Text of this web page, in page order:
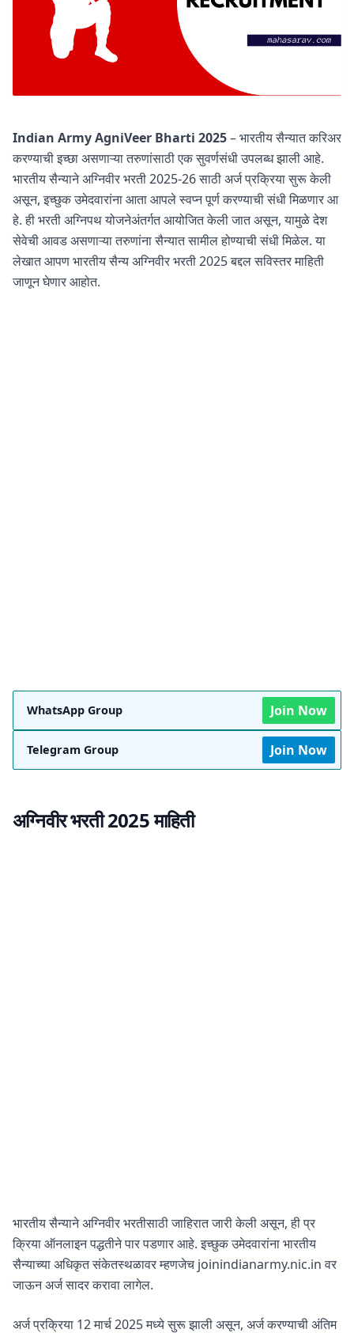
Indian Army AgniVeer Bharti 2025– भारतीय सैन्यात करिअर
करण्याची इच्छा असणाऱ्या तरुणांसाठी एक सुवर्णसंधी उपलब्ध झाली आहे.
भारतीय सैन्याने अग्निवीर भरती 2025-26 साठी अर्ज प्रक्रिया सुरू केली
असून, इच्छुक उमेदवारांना आता आपले स्वप्न पूर्ण करण्याची संधी मिळणार आ
हे. ही भरती अग्निपथ योजनेअंतर्गत आयोजित केली जात असून, यामुळे देश
सेवेची आवड असणाऱ्या तरुणांना सैन्यात सामील होण्याची संधी मिळेल. या
लेखात आपण भारतीय सैन्य अग्निवीर भरती 2025 बद्दल सविस्तर माहिती
जाणून घेणार आहोत.
WhatsApp Group Join Now
Telegram Group Join Now
अग्निवीर भरती 2025 माहिती
भारतीय सैन्याने अग्निवीर भरतीसाठी जाहिरात जारी केली असून, ही प्र
क्रिया ऑनलाइन पद्धतीने पार पडणार आहे. इच्छुक उमेदवारांना भारतीय
सैन्याच्या अधिकृत संकेतस्थळावर म्हणजेच joinindianarmy.nic.in वर
जाऊन अर्ज सादर करावा लागेल.
अर्ज प्रक्रिया 12 मार्च 2025 मध्ये सुरू झाली असून, अर्ज करण्याची अंतिम